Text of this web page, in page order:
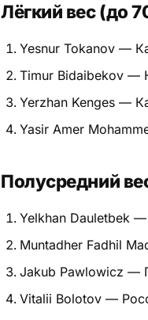
Лёгкий вес (до
Yesnur Tokanov —
Timur Bidaibekov —
Yerzhan Kenges —
Yasir Amer
Полусредний
Yelkhan Dauletbek —
Muntadher Fadhil
Jakub Pawlowicz —
Vitalii Bolotov —